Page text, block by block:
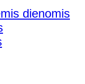
dienomis